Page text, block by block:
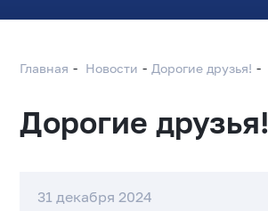
Главная Новости Дорогие друзья!
Дорогие друзья!
31 декабря 2024